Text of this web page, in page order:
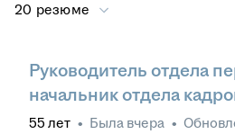
20 резюме
Руководитель отдела
начальник отдела
55 лет • Была вчера •